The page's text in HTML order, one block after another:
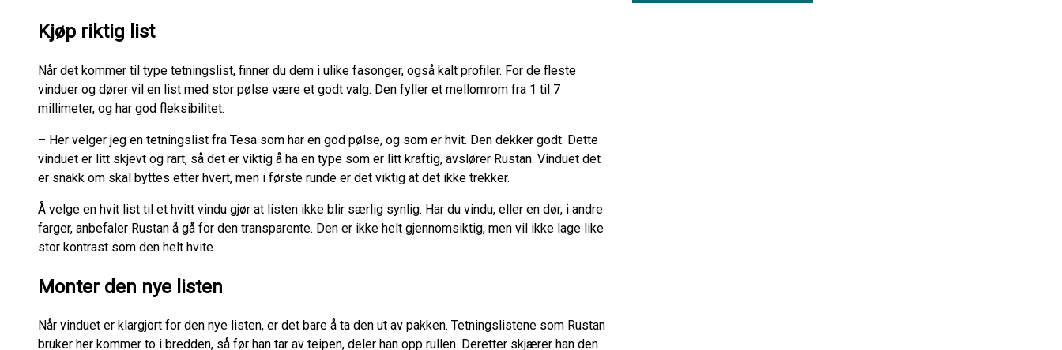
Kjøp riktig list
Når det kommer til type tetningslist, finner du dem i ulike fasonger, også kalt profiler. For de fleste
vinduer og dører vil en list med stor pølse være et godt valg. Den fyller et mellomrom fra 1 til 7
millimeter, og har god fleksibilitet.
– Her velger jeg en tetningslist fra Tesa som har en god pølse, og som er hvit. Den dekker godt. Dette
vinduet er litt skjevt og rart, så det er viktig å ha en type som er litt kraftig, avslører Rustan. Vinduet det
er snakk om skal byttes etter hvert, men i første runde er det viktig at det ikke trekker.
Å velge en hvit list til et hvitt vindu gjør at listen ikke blir særlig synlig. Har du vindu, eller en dør, i andre
farger, anbefaler Rustan å gå for den transparente. Den er ikke helt gjennomsiktig, men vil ikke lage like
stor kontrast som den helt hvite.
Monter den nye listen
Når vinduet er klargjort for den nye listen, er det bare å ta den ut av pakken. Tetningslistene som Rustan
bruker her kommer to i bredden, så før han tar av teipen, deler han opp rullen. Deretter skjærer han den